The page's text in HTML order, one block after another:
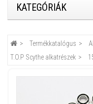
KATEGÓRIÁK
Termékkatalógus
T.O.P Scythe alkatrészek